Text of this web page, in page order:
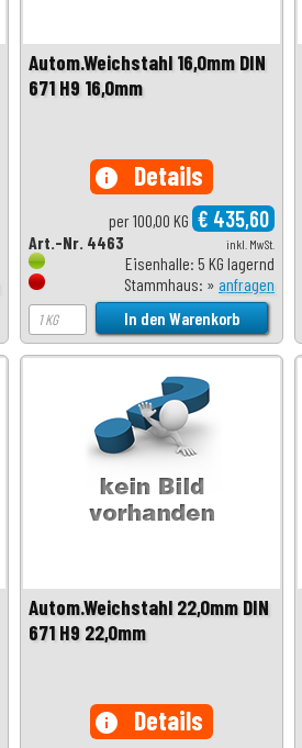
Autom.Weichstahl 16,0mm DIN
671 H9 16,0mm
info Details
per 100,00 KG € 435,60
inkl. MwSt.
Art.-Nr. 4463
Eisenhalle: 5 KG lagernd
Stammhaus: » anfragen
Autom.Weichstahl 22,0mm DIN
671 H9 22,0mm
info Details